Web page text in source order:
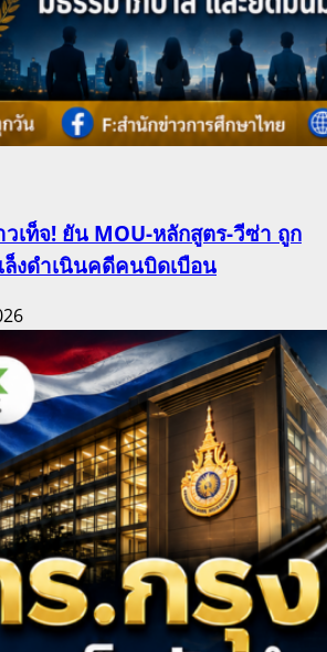
วเท็จ! ยัน MOU-หลักสูตร-วีซ่า ถูก
งดำเนินคดีคนบิดเบือน